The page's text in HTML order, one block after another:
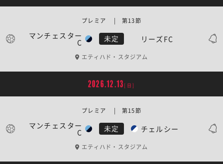
マンチェスター
C 未定 リーズFC
プレミア | 第13節
エティハド・スタジアム
2026.12.13 [日]
マンチェスター
C 未定 チェルシー
プレミア | 第15節
エティハド・スタジアム